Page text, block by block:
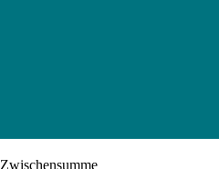
Zwischensumme